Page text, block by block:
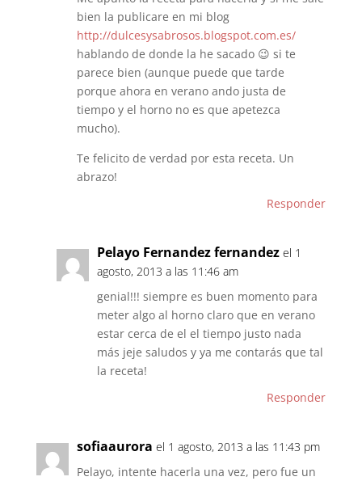
bien la publicare en mi blog
http://dulcesysabrosos.blogspot.com.es/
hablando de donde la he sacado 😉 si te
parece bien (aunque puede que tarde
porque ahora en verano ando justa de
tiempo y el horno no es que apetezca
mucho).
Te felicito de verdad por esta receta. Un
abrazo!
Responder
Pelayo Fernandez fernandez el 1
agosto, 2013 a las 11:46 am
genial!!! siempre es buen momento para
meter algo al horno claro que en verano
estar cerca de el el tiempo justo nada
más jeje saludos y ya me contarás que tal
la receta!
Responder
sofiaaurora el 1 agosto, 2013 a las 11:43 pm
Pelayo, intente hacerla una vez, pero fue un